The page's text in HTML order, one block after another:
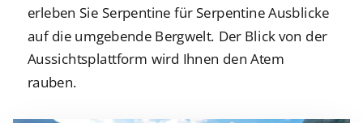
erleben Sie Serpentine für Serpentine Ausblicke
auf die umgebende Bergwelt. Der Blick von der
Aussichtsplattform wird Ihnen den Atem
rauben.